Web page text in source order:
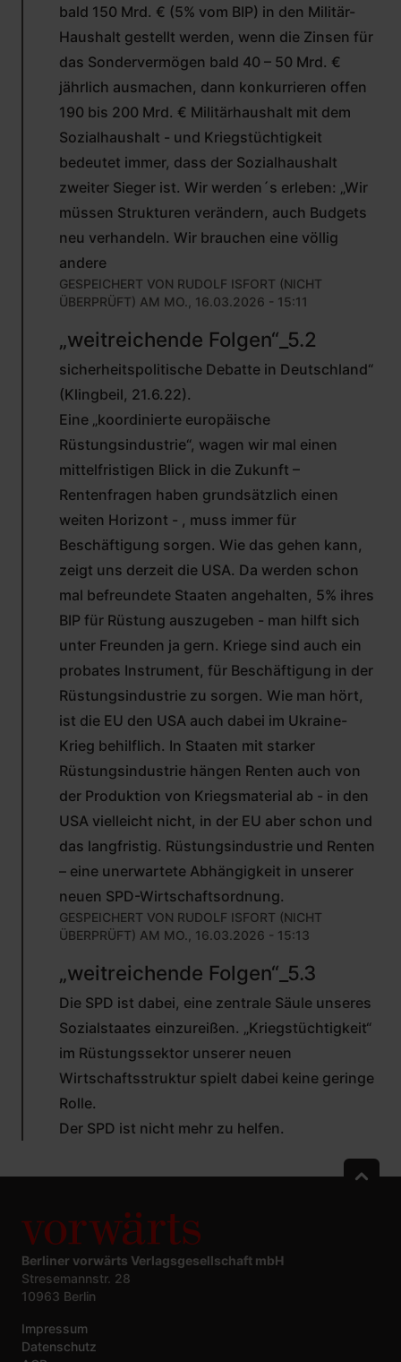
bald 150 Mrd. € (5% vom BIP) in den Militär-
Haushalt gestellt werden, wenn die Zinsen für
das Sondervermögen bald 40 – 50 Mrd. €
jährlich ausmachen, dann konkurrieren offen
190 bis 200 Mrd. € Militärhaushalt mit dem
Sozialhaushalt - und Kriegstüchtigkeit
bedeutet immer, dass der Sozialhaushalt
zweiter Sieger ist. Wir werden´s erleben: „Wir
müssen Strukturen verändern, auch Budgets
neu verhandeln. Wir brauchen eine völlig
andere
GESPEICHERT VON RUDOLF ISFORT (NICHT
ÜBERPRÜFT) AM MO., 16.03.2026 - 15:11
AUF
RUDOLF
ISFORT
ÜBERPRÜFT)
„weitreichende Folgen“_5.2
sicherheitspolitische Debatte in Deutschland“
(Klingbeil, 21.6.22).
Eine „koordinierte europäische
Rüstungsindustrie“, wagen wir mal einen
mittelfristigen Blick in die Zukunft –
Rentenfragen haben grundsätzlich einen
weiten Horizont - , muss immer für
Beschäftigung sorgen. Wie das gehen kann,
zeigt uns derzeit die USA. Da werden schon
mal befreundete Staaten angehalten, 5% ihres
BIP für Rüstung auszugeben - man hilft sich
unter Freunden ja gern. Kriege sind auch ein
probates Instrument, für Beschäftigung in der
Rüstungsindustrie zu sorgen. Wie man hört,
ist die EU den USA auch dabei im Ukraine-
Krieg behilflich. In Staaten mit starker
Rüstungsindustrie hängen Renten auch von
der Produktion von Kriegsmaterial ab - in den
USA vielleicht nicht, in der EU aber schon und
das langfristig. Rüstungsindustrie und Renten
– eine unerwartete Abhängigkeit in unserer
neuen SPD-Wirtschaftsordnung.
GESPEICHERT VON RUDOLF ISFORT (NICHT
ÜBERPRÜFT) AM MO., 16.03.2026 - 15:13
AUF
RUDOLF
ISFORT
ÜBERPRÜFT)
„weitreichende Folgen“_5.3
Die SPD ist dabei, eine zentrale Säule unseres
Sozialstaates einzureißen. „Kriegstüchtigkeit“
im Rüstungssektor unserer neuen
Wirtschaftsstruktur spielt dabei keine geringe
Rolle.
Der SPD ist nicht mehr zu helfen.
Berliner vorwärts Verlagsgesellschaft mbH
Stresemannstr. 28
10963 Berlin
Impressum
Datenschutz